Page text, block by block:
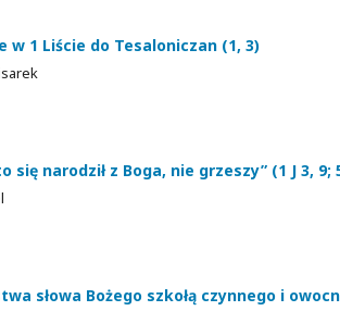
w 1 Liście do Tesaloniczan (1, 3)
się narodził z Boga, nie grzeszy” (1 J 3, 9;
słowa Bożego szkołą czynnego i